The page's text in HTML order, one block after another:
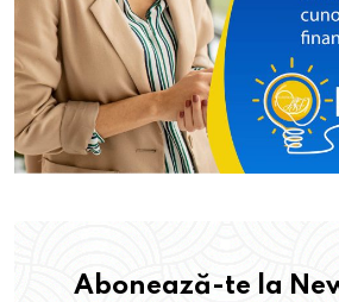
Abonează-te la